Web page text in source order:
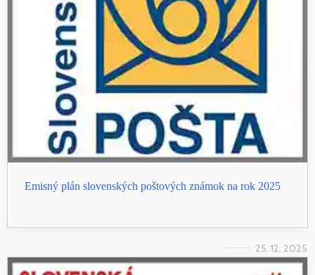
Emisný plán slovenských poštových známok na rok 2025
25. 12. 2025